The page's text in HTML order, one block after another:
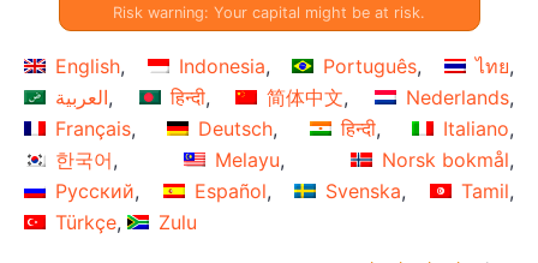
Risk warning: Your capital might be at risk.
English Indonesia Português
ไทย
العربية
हिन्दी 简体中文
Nederlands
Français
Deutsch हिन्दी
Italiano
한국어
Melayu
Norsk bokmål
Русский
Español Svenska
Tamil
Türkçe
Zulu